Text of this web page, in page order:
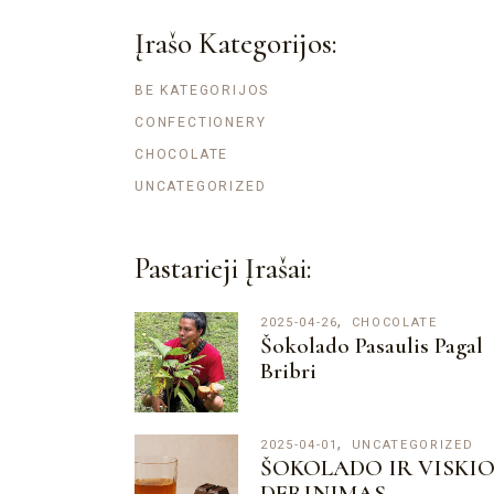
Įrašo Kategorijos:
BE KATEGORIJOS
CONFECTIONERY
CHOCOLATE
UNCATEGORIZED
Pastarieji Įrašai:
2025-04-26 CHOCOLATE
Šokolado Pasaulis Pagal
Bribri
2025-04-01 UNCATEGORIZED
ŠOKOLADO IR VISKIO